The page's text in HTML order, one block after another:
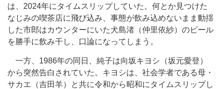
は、2024年にタイムスリップしていた。何とか見つけた
なじみの喫茶店に飛び込み、事態が飲み込めないまま動揺
した市郎はカウンターにいた犬島渚（仲里依紗）のビール
を勝手に飲み干し、口論になってしまう。
一方、1986年の同日、純子は向坂キヨシ（坂元愛登）
から突然告白されていた。キヨシは、社会学者である母・
サカエ（吉田羊）と共に令和から昭和にタイムスリップし